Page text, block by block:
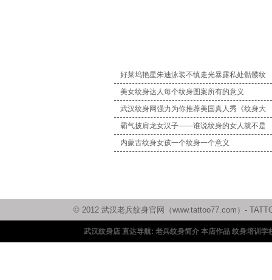
好莱坞艳星朱迪泳装不慎走光暴露私处骷髅纹
美女纹身达人每个纹身图案所有的意义
武汉纹身网强力为你推荐美国真人秀《纹身大
霸气披肩龙女汉子——谁说纹身的女人就不是
内蒙古纹身女孩一个纹身一个意义
© 2012 武汉老兵纹身官网（www.tattoo77.com）-
武汉纹身店 直达导航: 老兵纹身简介 本店作品 纹身培训学